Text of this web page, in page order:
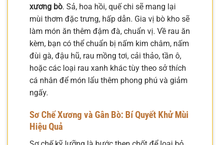
xương bò. Sả, hoa hồi, quế chi sẽ mang lại
mùi thơm đặc trưng, hấp dẫn. Gia vị bò kho sẽ
làm món ăn thêm đậm đà, chuẩn vị. Về rau ăn
kèm, bạn có thể chuẩn bị nấm kim châm, nấm
đùi gà, đậu hũ, rau mồng tơi, cải thảo, tần ô,
hoặc các loại rau xanh khác tùy theo sở thích
cá nhân để món lẩu thêm phong phú và giảm
ngấy.
Sơ Chế Xương và Gân Bò: Bí Quyết Khử Mùi
Hiệu Quả